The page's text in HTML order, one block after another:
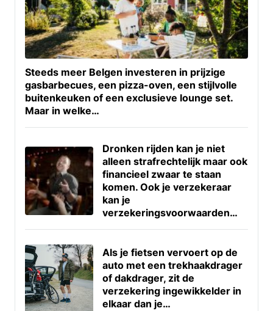
Steeds meer Belgen investeren in prijzige
gasbarbecues, een pizza-oven, een stijlvolle
buitenkeuken of een exclusieve lounge set.
Maar in welke…
Dronken rijden kan je niet
alleen strafrechtelijk maar ook
financieel zwaar te staan
komen. Ook je verzekeraar
kan je
verzekeringsvoorwaarden…
Als je fietsen vervoert op de
auto met een trekhaakdrager
of dakdrager, zit de
verzekering ingewikkelder in
elkaar dan je…